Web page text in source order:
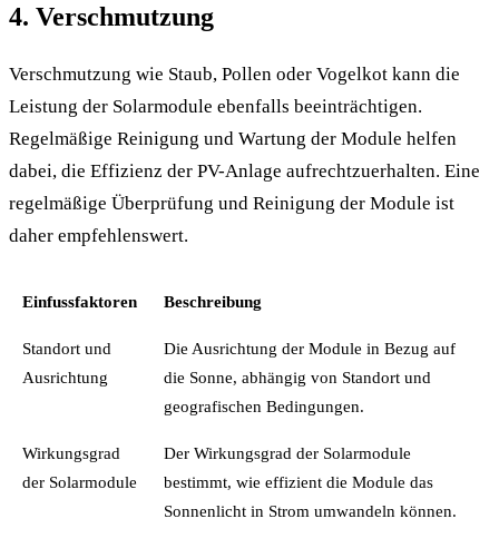
4. Verschmutzung
Verschmutzung wie Staub, Pollen oder Vogelkot kann die
Leistung der Solarmodule ebenfalls beeinträchtigen.
Regelmäßige Reinigung und Wartung der Module helfen
dabei, die Effizienz der PV-Anlage aufrechtzuerhalten. Eine
regelmäßige Überprüfung und Reinigung der Module ist
daher empfehlenswert.
Einfussfaktoren Beschreibung
Standort und
Ausrichtung
Die Ausrichtung der Module in Bezug auf
die Sonne, abhängig von Standort und
geografischen Bedingungen.
Wirkungsgrad
der Solarmodule
Der Wirkungsgrad der Solarmodule
bestimmt, wie effizient die Module das
Sonnenlicht in Strom umwandeln können.